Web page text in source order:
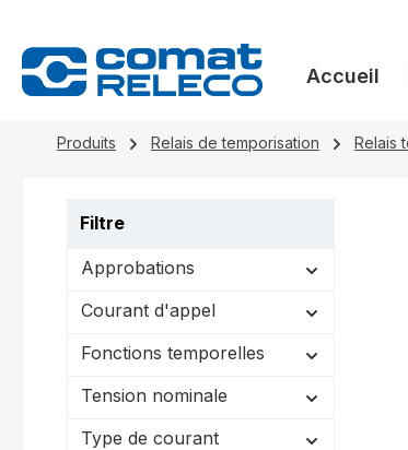
Accueil
Produits Relais de temporisation Relais
Filtre
Approbations
Courant d'appel
Fonctions temporelles
Tension nominale
Type de courant